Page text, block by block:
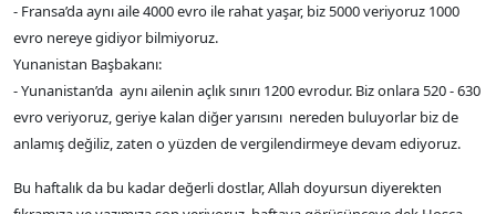
- Fransa’da aynı aile 4000 evro ile rahat yaşar, biz 5000 veriyoruz 1000
evro nereye gidiyor bilmiyoruz.
Yunanistan Başbakanı:
- Yunanistan’da aynı ailenin açlık sınırı 1200 evrodur. Biz onlara 520 - 630
evro veriyoruz, geriye kalan diğer yarısını nereden buluyorlar biz de
anlamış değiliz, zaten o yüzden de vergilendirmeye devam ediyoruz.
Bu haftalık da bu kadar değerli dostlar, Allah doyursun diyerekten